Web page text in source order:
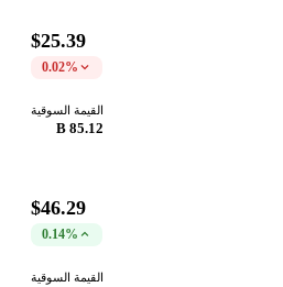
$25.39
0.02%
القيمة السوقية
85.12 B
$46.29
0.14%
القيمة السوقية